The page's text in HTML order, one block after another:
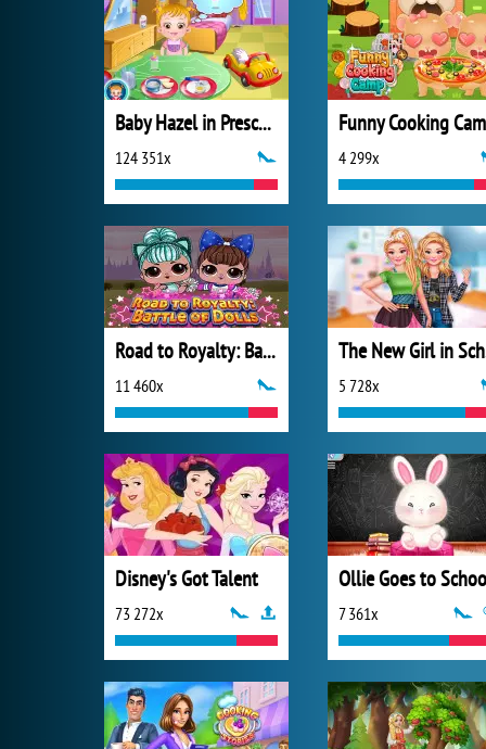
Baby Hazel in Preschool
124 351x
Funny Cooking
4 299x
Road to Royalty: Battle of Dolls
11 460x 5 728x
Disney's Got Talent
73 272x
Ollie Goes to
7 361x